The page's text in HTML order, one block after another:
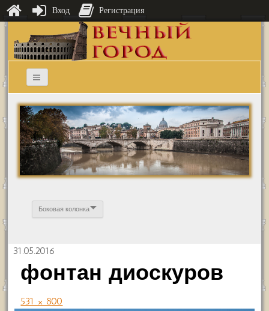
Боковая колонка
31.05.2016
фонтан диоскуров
531 × 800
Вход Регистрация